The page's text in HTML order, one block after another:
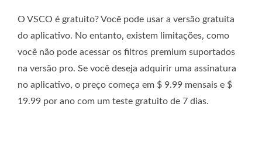
O VSCO é gratuito? Você pode usar a versão gratuita
do aplicativo. No entanto, existem limitações, como
você não pode acessar os filtros premium suportados
na versão pro. Se você deseja adquirir uma assinatura
no aplicativo, o preço começa em $ 9.99 mensais e $
19.99 por ano com um teste gratuito de 7 dias.